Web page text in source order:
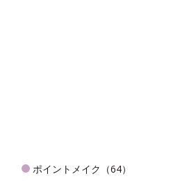
ポイントメイク（64）